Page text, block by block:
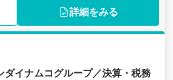
詳細をみる
ダイナムコグループ／決算・税務